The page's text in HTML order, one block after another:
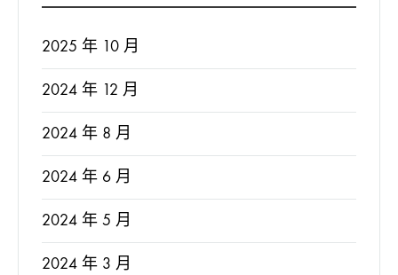
2025 年 10 月
2024 年 12 月
2024 年 8 月
2024 年 6 月
2024 年 5 月
2024 年 3 月